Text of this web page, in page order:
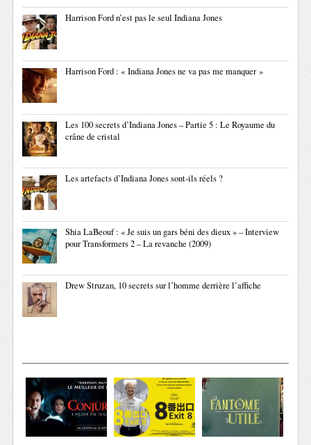
Harrison Ford n’est pas le seul Indiana Jones
Harrison Ford : « Indiana Jones ne va pas me manquer »
Les 100 secrets d’Indiana Jones – Partie 5 : Le Royaume du
crâne de cristal
Les artefacts d’Indiana Jones sont-ils réels ?
Shia LaBeouf : « Je suis un gars béni des dieux » – Interview
pour Transformers 2 – La revanche (2009)
Drew Struzan, 10 secrets sur l’homme derrière l’affiche